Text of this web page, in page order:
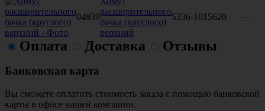
04939
расширительного
бачка (круглого)
верхний
5336-1015620 —
Оплата Доставка Отзывы
Банковская карта
Вы сможете оплатить стоимость заказа с помощью банковской
карты в офисе нашей компании.